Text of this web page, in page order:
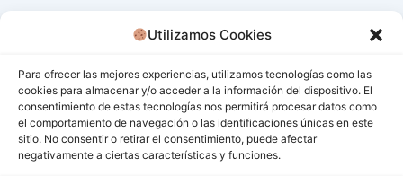
Utilizamos Cookies
Para ofrecer las mejores experiencias, utilizamos tecnologías como las
cookies para almacenar y/o acceder a la información del dispositivo. El
consentimiento de estas tecnologías nos permitirá procesar datos como
el comportamiento de navegación o las identificaciones únicas en este
sitio. No consentir o retirar el consentimiento, puede afectar
negativamente a ciertas características y funciones.